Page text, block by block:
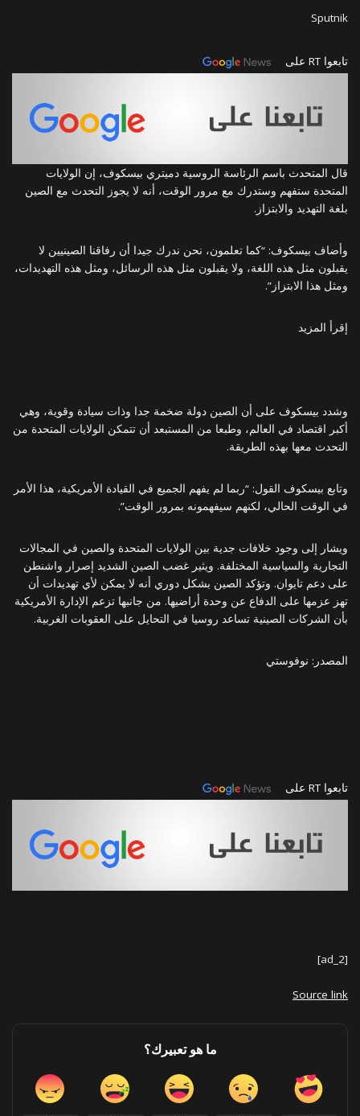
Sputnik
تابعوا RT على
قال المتحدث باسم الرئاسة الروسية دميتري بيسكوف، إن الولايات
المتحدة ستفهم وستدرك مع مرور الوقت، أنه لا يجوز التحدث مع الصين
بلغة التهديد والابتزاز.
وأضاف بيسكوف: “كما تعلمون، نحن ندرك جيدا أن رفاقنا الصينيين لا
يقبلون مثل هذه اللغة، ولا يقبلون مثل هذه الرسائل، ومثل هذه التهديدات،
ومثل هذا الابتزاز”.
إقرأ المزيد
وشدد بيسكوف على أن الصين دولة ضخمة جدا وذات سيادة وقوية، وهي
أكبر اقتصاد في العالم، وطبعا من المستبعد أن تتمكن الولايات المتحدة من
التحدث معها بهذه الطريقة.
وتابع بيسكوف القول: “ربما لم يفهم الجميع في القيادة الأمريكية، هذا الأمر
في الوقت الحالي، لكنهم سيفهمونه بمرور الوقت”.
ويشار إلى وجود خلافات جدية بين الولايات المتحدة والصين في المجالات
التجارية والسياسية المختلفة. ويثير غضب الصين الشديد إصرار واشنطن
على دعم تايوان. وتؤكد الصين بشكل دوري أنه لا يمكن لأي تهديدات أن
تهز عزمها على الدفاع عن وحدة أراضيها. من جانبها تزعم الإدارة الأمريكية
بأن الشركات الصينية تساعد روسيا في التحايل على العقوبات الغربية.
المصدر: نوفوستي
تابعوا RT على
[ad_2]
Source link
ما هو تعبيرك؟